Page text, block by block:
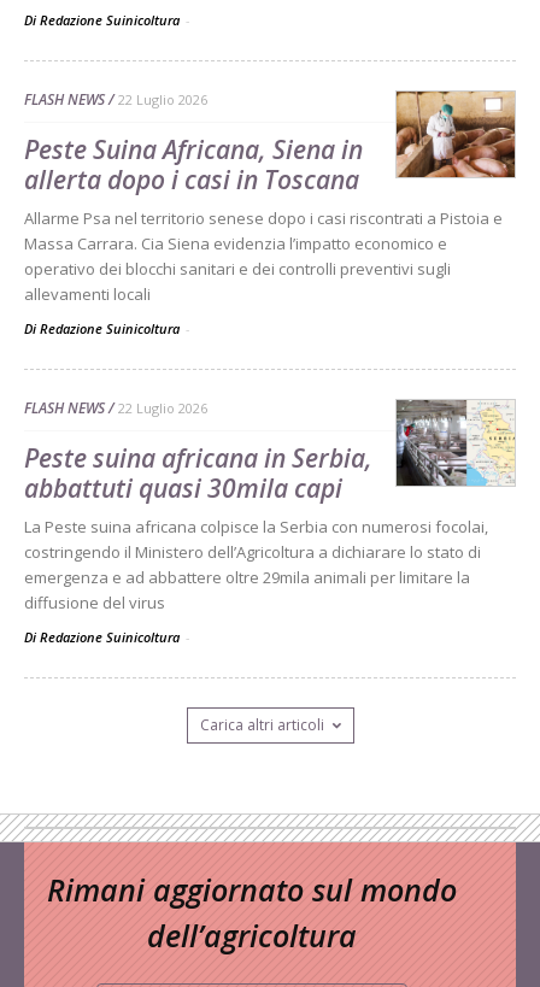
Di Redazione Suinicoltura -
FLASH NEWS 22 Luglio 2026
Peste Suina Africana, Siena in
allerta dopo i casi in Toscana
Allarme Psa nel territorio senese dopo i casi riscontrati a Pistoia e
Massa Carrara. Cia Siena evidenzia l’impatto economico e
operativo dei blocchi sanitari e dei controlli preventivi sugli
allevamenti locali
Di Redazione Suinicoltura -
FLASH NEWS 22 Luglio 2026
Peste suina africana in Serbia,
abbattuti quasi 30mila capi
La Peste suina africana colpisce la Serbia con numerosi focolai,
costringendo il Ministero dell’Agricoltura a dichiarare lo stato di
emergenza e ad abbattere oltre 29mila animali per limitare la
diffusione del virus
Di Redazione Suinicoltura -
Carica altri articoli
Rimani aggiornato sul mondo
dell’agricoltura